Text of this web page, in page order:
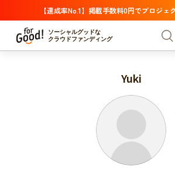
【達成率No.1】掲載手数料0円でプロジェ
ソーシャルグッドな
クラウドファンディング
プロジェクトからさがす 注目
支
支
終了
支援金額が多い
終了日が近い
カテゴリーからさがす
医療・福祉
子ども・教育
Yuki